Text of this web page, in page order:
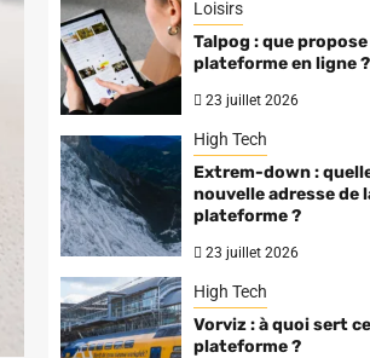
Loisirs
Talpog : que
plateforme en ligne ?
23 juillet 2026
High Tech
Extrem-down :
nouvelle adresse de
plateforme ?
23 juillet 2026
High Tech
Vorviz : à quoi sert
plateforme ?